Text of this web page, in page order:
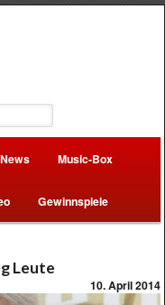
Music-Box
Gewinnspiele
Leute
10. April 2014